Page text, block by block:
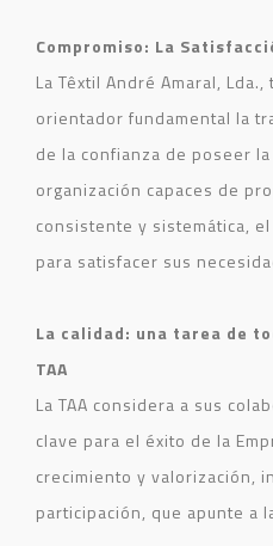
Compromiso: La
La Têxtil André Amaral,
orientador fundamental la
de la confianza de poseer
organización capaces de
consistente y sistemática,
para satisfacer sus
La calidad: una tarea de
TAA
La TAA considera a sus
clave para el éxito de la
crecimiento y valorización,
participación, que apunte a